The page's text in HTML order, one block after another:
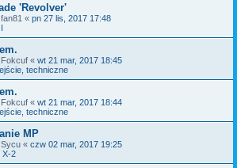
'Revolver'
fan81 « pn 27 lis, 2017 17:48
Fokcuf « wt 21 mar, 2017 18:45
techniczne
Fokcuf « wt 21 mar, 2017 18:44
techniczne
MP
Sycu « czw 02 mar, 2017 19:25
X-2